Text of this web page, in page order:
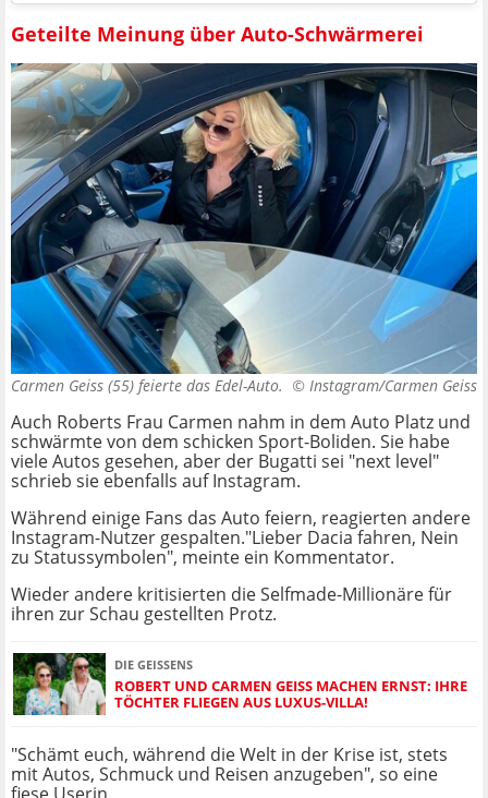
Geteilte Meinung über Auto-Schwärmerei
Carmen Geiss (55) feierte das Edel-Auto. © Instagram/Carmen Geiss
Auch Roberts Frau Carmen nahm in dem Auto Platz und
schwärmte von dem schicken Sport-Boliden. Sie habe
viele Autos gesehen, aber der Bugatti sei "next level"
schrieb sie ebenfalls auf Instagram.
Während einige Fans das Auto feiern, reagierten andere
Instagram-Nutzer gespalten."Lieber Dacia fahren, Nein
zu Statussymbolen", meinte ein Kommentator.
Wieder andere kritisierten die Selfmade-Millionäre für
ihren zur Schau gestellten Protz.
DIE GEISSENS
ROBERT UND CARMEN GEISS MACHEN ERNST: IHRE
TÖCHTER FLIEGEN AUS LUXUS-VILLA!
"Schämt euch, während die Welt in der Krise ist, stets
mit Autos, Schmuck und Reisen anzugeben", so eine